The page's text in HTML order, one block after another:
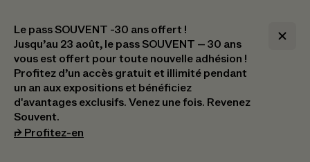
Le pass SOUVENT -30 ans offert !
Jusqu’au 23 août, le pass SOUVENT – 30 ans
vous est offert pour toute nouvelle adhésion !​
Profitez d’un accès gratuit et illimité pendant
un an aux expositions et bénéficiez
d'avantages exclusifs.​ Venez une fois. Revenez
Souvent.
⮣ Profitez-en